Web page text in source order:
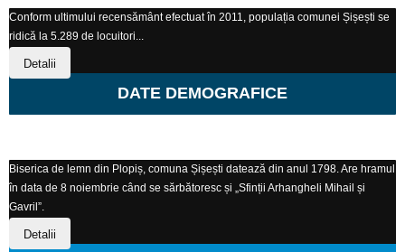
Conform ultimului recensământ efectuat în 2011, populația comunei Șișești se
ridică la 5.289 de locuitori...
Detalii
DATE DEMOGRAFICE
Biserica de lemn din Plopiș, comuna Șișești datează din anul 1798. Are hramul
în data de 8 noiembrie când se sărbătoresc și „Sfinții Arhangheli Mihail și
Gavril”.
Detalii